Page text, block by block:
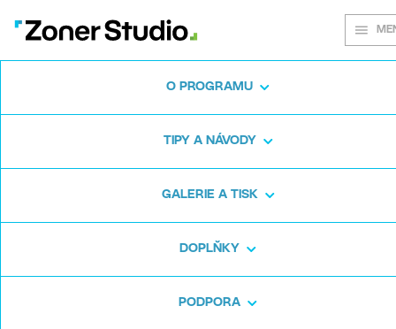
O PROGRAMU
TIPY A NÁVODY
GALERIE A TISK
DOPLŇKY
PODPORA
Na každém
snímku záleží